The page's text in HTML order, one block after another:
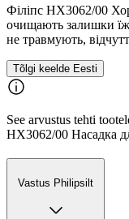
Філіпс HX3062/00
очищають залишки
не травмують,
Tõlgi keelde Eesti
See arvustus tehti
HX3062/00 Насадка
Vastus Philipsilt